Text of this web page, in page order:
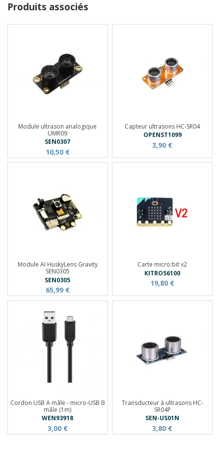
Produits associés
Module ultrason analogique
UMR09
SEN0307
10,50 €
Capteur ultrasons HC-SR04
OPENST1099
3,90 €
Module AI HuskyLens Gravity
SEN0305
SEN0305
65,99 €
Carte micro:bit v2
KITRO56100
19,80 €
Cordon USB A mâle - micro-USB B
mâle (1m)
WEN93918
3,00 €
Transducteur à ultrasons HC-
SR04P
SEN-US01N
3,80 €